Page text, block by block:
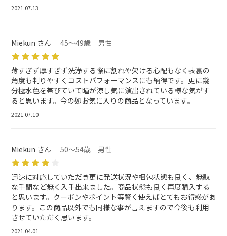
2021.07.13
Miekun さん 45～49歳 男性
薄すぎず厚すぎず洗浄する際に割れや欠ける心配もなく表裏の
角度も判りやすくコストパフォーマンスにも納得です。更に幾
分極水色を帯びていて瞳が涼し気に演出されている様な気がす
ると思います。今の処お気に入りの商品となっています。
2021.07.10
Miekun さん 50～54歳 男性
迅速に対応していただき更に発送状況や梱包状態も良く、無駄
な手間など無く入手出来ました。商品状態も良く再度購入する
と思います。クーポンやポイント等賢く使えばとてもお得感があ
ります。この商品以外でも同様な事が言えますので今後も利用
させていただく思います。
2021.04.01